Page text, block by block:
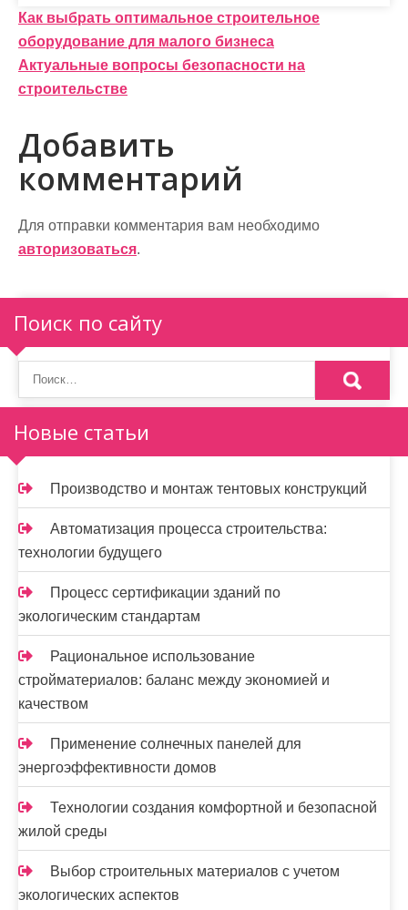
Н
а
в
и
г
а
ц
и
я
п
о
з
а
п
и
с
я
м
Как выбрать оптимальное строительное
оборудование для малого бизнеса
Актуальные вопросы безопасности на
строительстве
Добавить
комментарий
Для отправки комментария вам необходимо
авторизоваться.
Поиск по сайту
Новые статьи
Производство и монтаж тентовых конструкций
Автоматизация процесса строительства:
технологии будущего
Процесс сертификации зданий по
экологическим стандартам
Рациональное использование
стройматериалов: баланс между экономией и
качеством
Применение солнечных панелей для
энергоэффективности домов
Технологии создания комфортной и безопасной
жилой среды
Выбор строительных материалов с учетом
экологических аспектов